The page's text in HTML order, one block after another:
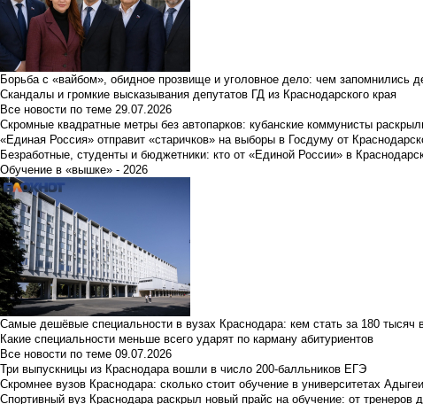
Борьба с «вайбом», обидное прозвище и уголовное дело: чем запомнились
Скандалы и громкие высказывания депутатов ГД из Краснодарского края
Все новости по теме 29.07.2026
Скромные квадратные метры без автопарков: кубанские коммунисты
«Единая Россия» отправит «старичков» на выборы в Госдуму от
Безработные, студенты и бюджетники: кто от «Единой России» в
Обучение в «вышке» - 2026
Самые дешёвые специальности в вузах Краснодара: кем стать за 180 тысяч
Какие специальности меньше всего ударят по карману абитуриентов
Все новости по теме 09.07.2026
Три выпускницы из Краснодара вошли в число 200-балльников ЕГЭ
Скромнее вузов Краснодара: сколько стоит обучение в университетах Адыгеи
Спортивный вуз Краснодара раскрыл новый прайс на обучение: от тренеров